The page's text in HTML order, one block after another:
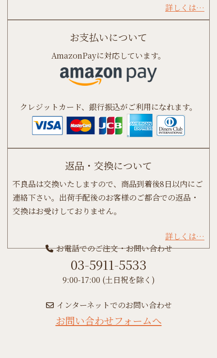
詳しくは…
お支払いについて
AmazonPayに対応しています。
クレジットカード、銀行振込がご利用になれます。
返品・交換について
不良品は交換いたしますので、商品到着後8日以内にご
連絡下さい。出荷手配後のお客様のご都合での返品・
交換はお受けしておりません。
詳しくは…
お電話でのご注文・お問い合わせ
03-5911-5533
9:00-17:00 (土日祝を除く)
インターネットでのお問い合わせ
お問い合わせフォームへ